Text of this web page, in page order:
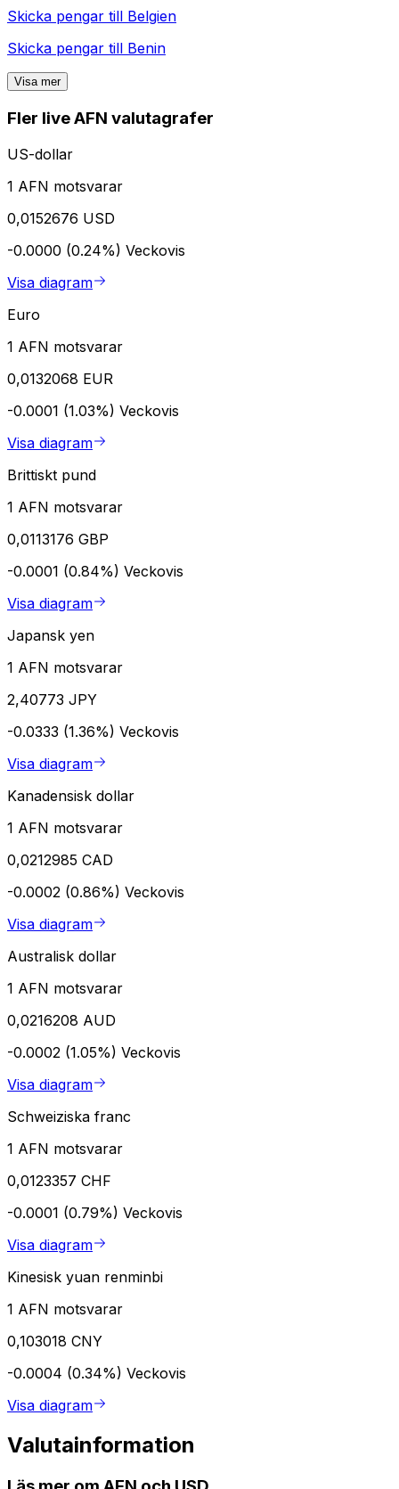
Skicka pengar till Belgien
Skicka pengar till Benin
Visa mer
Fler live AFN valutagrafer
US-dollar
1 AFN motsvarar
0,0152676 USD
-0.0000 (0.24%) Veckovis
Visa diagram
Euro
1 AFN motsvarar
0,0132068 EUR
-0.0001 (1.03%) Veckovis
Visa diagram
Brittiskt pund
1 AFN motsvarar
0,0113176 GBP
-0.0001 (0.84%) Veckovis
Visa diagram
Japansk yen
1 AFN motsvarar
2,40773 JPY
-0.0333 (1.36%) Veckovis
Visa diagram
Kanadensisk dollar
1 AFN motsvarar
0,0212985 CAD
-0.0002 (0.86%) Veckovis
Visa diagram
Australisk dollar
1 AFN motsvarar
0,0216208 AUD
-0.0002 (1.05%) Veckovis
Visa diagram
Schweiziska franc
1 AFN motsvarar
0,0123357 CHF
-0.0001 (0.79%) Veckovis
Visa diagram
Kinesisk yuan renminbi
1 AFN motsvarar
0,103018 CNY
-0.0004 (0.34%) Veckovis
Visa diagram
Valutainformation